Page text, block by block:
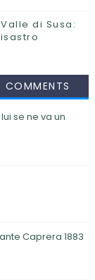
di Susa:
COMMENTS
se ne va un
Caprera 1883